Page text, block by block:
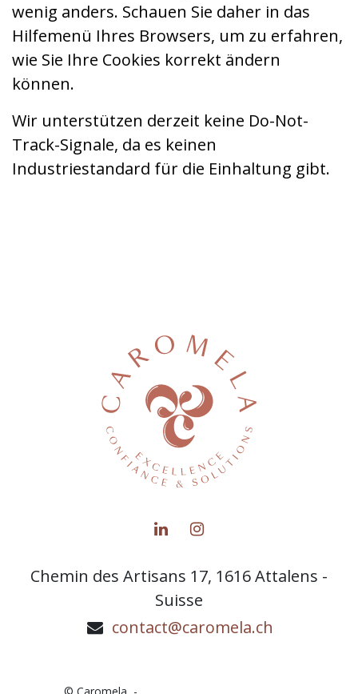
wenig anders. Schauen Sie daher in das
Hilfemenü Ihres Browsers, um zu erfahren,
wie Sie Ihre Cookies korrekt ändern
können.
Wir unterstützen derzeit keine Do-Not-
Track-Signale, da es keinen
Industriestandard für die Einhaltung gibt.
Chemin des Artisans 17, 1616 Attalens -
Suisse
contact@caromela.ch